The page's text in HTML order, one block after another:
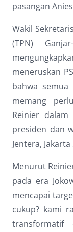
pasangan
Wakil
(TPN)
meneruskan
bahwa
memang
Reinier
presiden dan
Jentera,
Menurut
pada era
mencapai
cukup? kami
remove_circle_outline
add_circle_outline
spellcheck
Bright
brightness_low Dark
font_download Mark